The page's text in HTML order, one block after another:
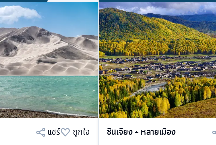
แชร์
ถูกใจ
ซินเจียง + หลายเมือง